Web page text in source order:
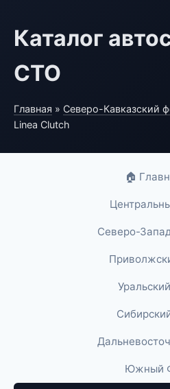
Каталог
СТО
Главная » Северо-Кавказский
Linea Clutch
🏠
Северо-
Южный